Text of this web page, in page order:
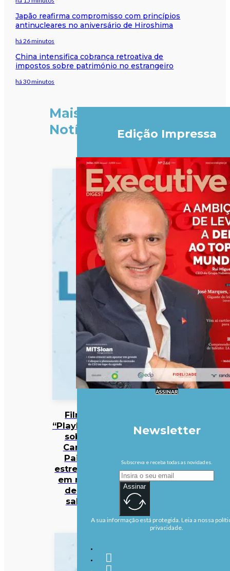
Japão reafirma compromisso com princípios
antinucleares no aniversário de Hiroshima
há 26 minutos
China intensifica cobrança retroativa de
impostos sobre património no estrangeiro
há 30 minutos
Mais
Notícias
Filme
“Playback”
sobre
Carlos
Paião
estreia-se
em mais
de 50
salas
Edição Impressa
ASSINAR
Newsletter
Subscreva e receba todas as novidades.
Assinar
A sua informação está protegida. Leia a nossa
privacidade.